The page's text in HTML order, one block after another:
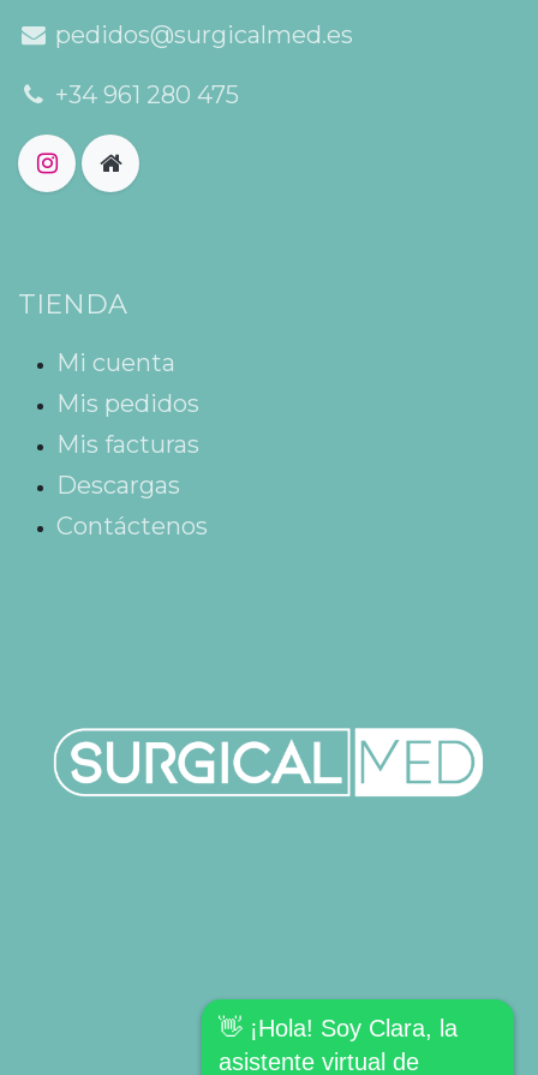
pedidos@surgicalmed.es
+34 961 280 475
TIENDA
Mi cuenta
Mis pedidos
Mis facturas
Descargas
Contáctenos
👋 ¡Hola! Soy Clara, la
asistente virtual de